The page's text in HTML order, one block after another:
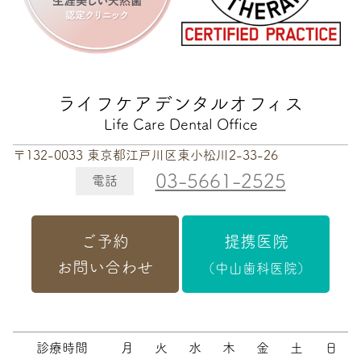
ライフケアデンタルオフィス
Life Care Dental Office
〒132-0033 東京都江戸川区東小松川2-33-26
電話 03-5661-2525
ご予約
お問い合わせ
提携医院
（中山歯科医院）
診療時間 月 火 水 木 金 土 日